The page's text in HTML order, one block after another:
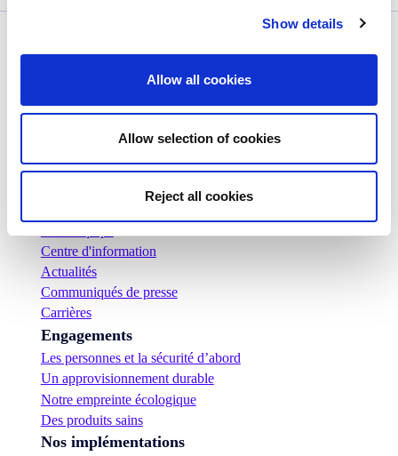
Show details
Allow all cookies
Allow selection of cookies
Reject all cookies
L'entreprise
Qui sommes-nous ?
Centre d'information
Actualités
Communiqués de presse
Carrières
Engagements
Les personnes et la sécurité d’abord
Un approvisionnement durable
Notre empreinte écologique
Des produits sains
Nos implémentations